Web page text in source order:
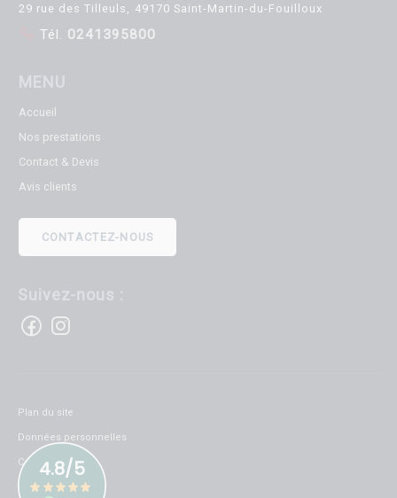
29 rue des Tilleuls, 49170 Saint-Martin-du-Fouilloux
Tél. 0241395800
MENU
Accueil
Nos prestations
Contact & Devis
Avis clients
CONTACTEZ-NOUS
Suivez-nous :
Plan du site
Données personnelles
Cookies
Mentions légales